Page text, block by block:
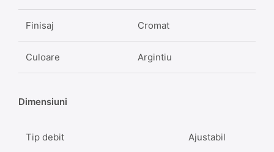
Finisaj Cromat
Culoare Argintiu
Dimensiuni
Tip debit Ajustabil